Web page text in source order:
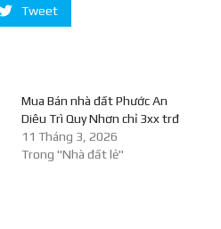
Tweet
Mua Bán nhà đất Phước An
Diêu Trì Quy Nhơn chỉ 3xx trđ
11 Tháng 3, 2026
Trong "Nhà đất lẻ"